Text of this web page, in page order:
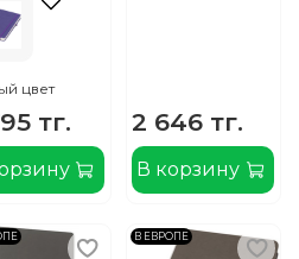
цвет
тг. 2 646 тг.
В корзину
В ЕВРОПЕ